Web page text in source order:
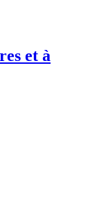
et à